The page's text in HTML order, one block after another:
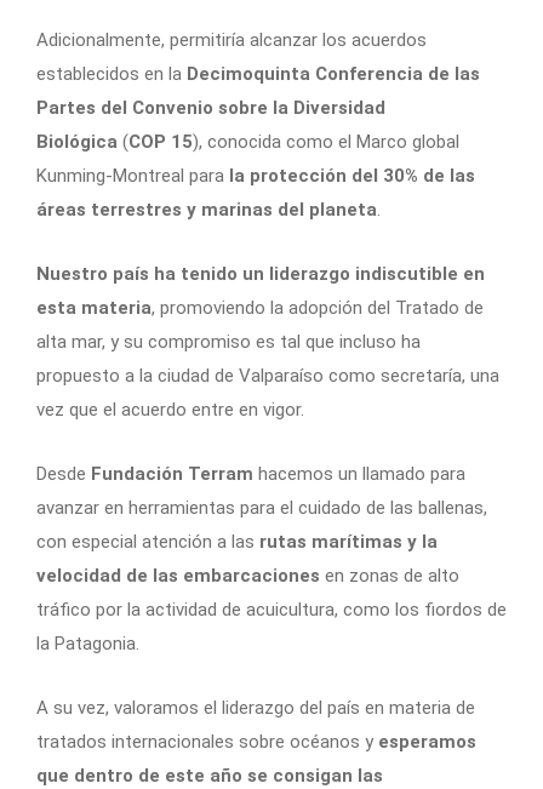
Adicionalmente, permitiría alcanzar los acuerdos
establecidos en la Decimoquinta Conferencia de las
Partes del Convenio sobre la Diversidad
Biológica (COP 15), conocida como el Marco global
Kunming-Montreal para la protección del 30% de las
áreas terrestres y marinas del planeta.
Nuestro país ha tenido un liderazgo indiscutible en
esta materia, promoviendo la adopción del Tratado de
alta mar, y su compromiso es tal que incluso ha
propuesto a la ciudad de Valparaíso como secretaría, una
vez que el acuerdo entre en vigor.
Desde Fundación Terram hacemos un llamado para
avanzar en herramientas para el cuidado de las ballenas,
con especial atención a las rutas marítimas y la
velocidad de las embarcaciones en zonas de alto
tráfico por la actividad de acuicultura, como los fiordos de
la Patagonia.
A su vez, valoramos el liderazgo del país en materia de
tratados internacionales sobre océanos y esperamos
que dentro de este año se consigan las